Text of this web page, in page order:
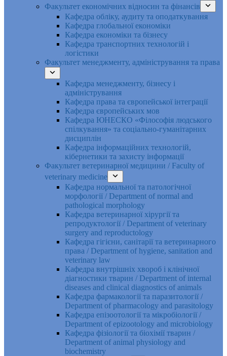
Факультет економічних відносин та фінансів
Кафедра обліку, аудиту та оподаткування
Кафедра глобальної економіки
Кафедра економіки та бізнесу
Кафедра транспортних технологій і
логістики
Факультет менеджменту, адміністрування та права
Кафедра менеджменту, бізнесу і
адміністрування
Кафедра права та європейської інтеграції
Кафедра європейських мов
Кафедра ЮНЕСКО «Філософія людського
спілкування» та соціально-гуманітарних
дисциплін
Кафедра інформаційних технологій,
кібернетики та захисту інформації
Факультет ветеринарної медицини / Faculty of
veterinary medicine
Кафедра нормальної та патологічної
морфології / Department of normal and
pathological morphology
Кафедра ветеринарної хірургії та
репродуктології / Department of veterinary
surgery and reproductology
Кафедра гігієни, санітарії та ветеринарного
права / Department of hygiene, sanitation and
veterinary law
Кафедра внутрішніх хвороб і клінічної
діагностики тварин / Department of internal
diseases and clinical diagnostics of animals
Кафедра фармакології та паразитології /
Department of pharmacology and parasitology
Кафедра епізоотології та мікробіології /
Department of epizootology and microbiology
Кафедра фізіології та біохімії тварин /
Department of animal physiology and
biochemistry